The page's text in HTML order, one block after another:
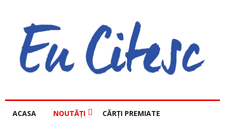
ACASA NOUTĂȚI CĂRȚI PREMIATE